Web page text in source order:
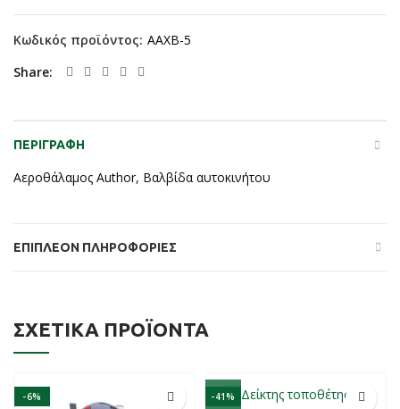
Κωδικός προϊόντος: AAXB-5
Share
ΠΕΡΙΓΡΑΦΉ
Aεροθάλαμος Author, Βαλβίδα αυτοκινήτου
ΕΠΙΠΛΈΟΝ ΠΛΗΡΟΦΟΡΊΕΣ
ΣΧΕΤΙΚΆ ΠΡΟΪΌΝΤΑ
-6% -41%